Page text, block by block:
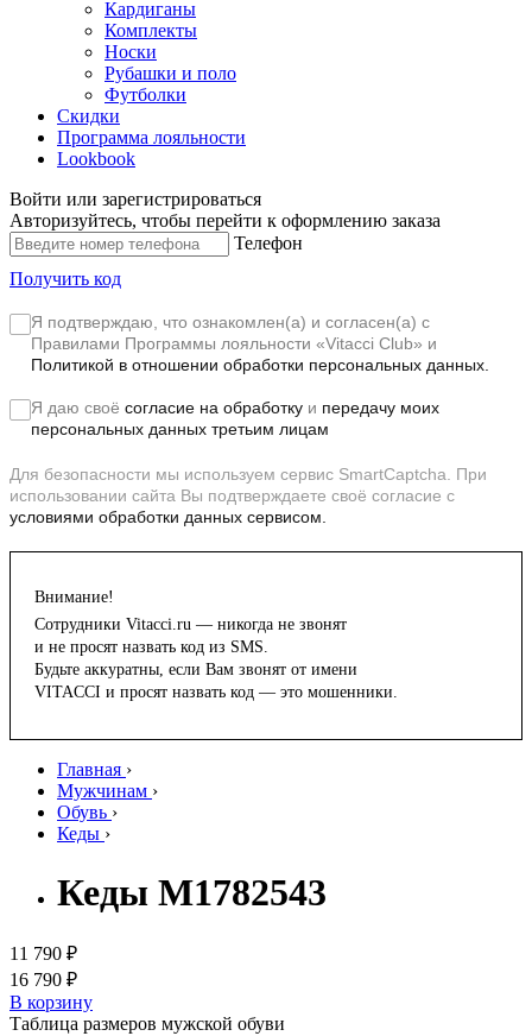
Кардиганы
Комплекты
Носки
Рубашки и поло
Футболки
Скидки
Программа лояльности
Lookbook
Войти или зарегистрироваться
Авторизуйтесь, чтобы перейти к оформлению заказа
Телефон
Получить код
Я подтверждаю, что ознакомлен(а) и согласен(а) с
Правилами Программы лояльности «Vitacci Club» и
Политикой в отношении обработки персональных данных.
Я даю своё согласие на обработку и передачу моих
персональных данных третьим лицам
Для безопасности мы используем сервис SmartCaptcha. При
использовании сайта Вы подтверждаете своё согласие с
условиями обработки данных сервисом.
Внимание!
Сотрудники Vitacci.ru — никогда не звонят
и не просят назвать код из SMS.
Будьте аккуратны, если Вам звонят от имени
VITACCI и просят назвать код — это мошенники.
Главная ›
Мужчинам ›
Обувь ›
Кеды ›
Кеды M1782543
11 790 ₽
16 790 ₽
В корзину
Таблица размеров мужской обуви